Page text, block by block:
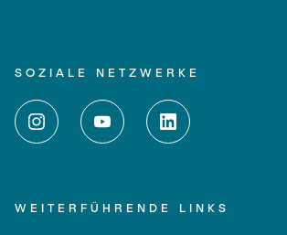
SOZIALE NETZWERKE
WEITERFÜHRENDE LINKS